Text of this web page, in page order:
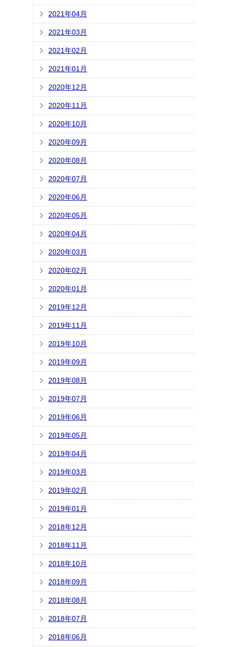
2021年04月
2021年03月
2021年02月
2021年01月
2020年12月
2020年11月
2020年10月
2020年09月
2020年08月
2020年07月
2020年06月
2020年05月
2020年04月
2020年03月
2020年02月
2020年01月
2019年12月
2019年11月
2019年10月
2019年09月
2019年08月
2019年07月
2019年06月
2019年05月
2019年04月
2019年03月
2019年02月
2019年01月
2018年12月
2018年11月
2018年10月
2018年09月
2018年08月
2018年07月
2018年06月